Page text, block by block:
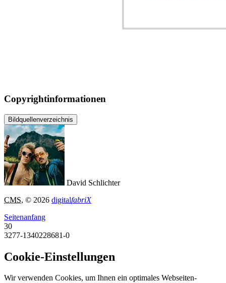
Copyrightinformationen
Bildquellenverzeichnis
David Schlichter
CMS, © 2026 digitalfabriX
Seitenanfang
30
3277-1340228681-0
Cookie-Einstellungen
Wir verwenden Cookies, um Ihnen ein optimales Webseiten-